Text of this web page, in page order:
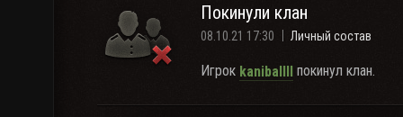
Покинули клан
08.10.21 17:30 Личный состав
Игрок kaniballll покинул клан.